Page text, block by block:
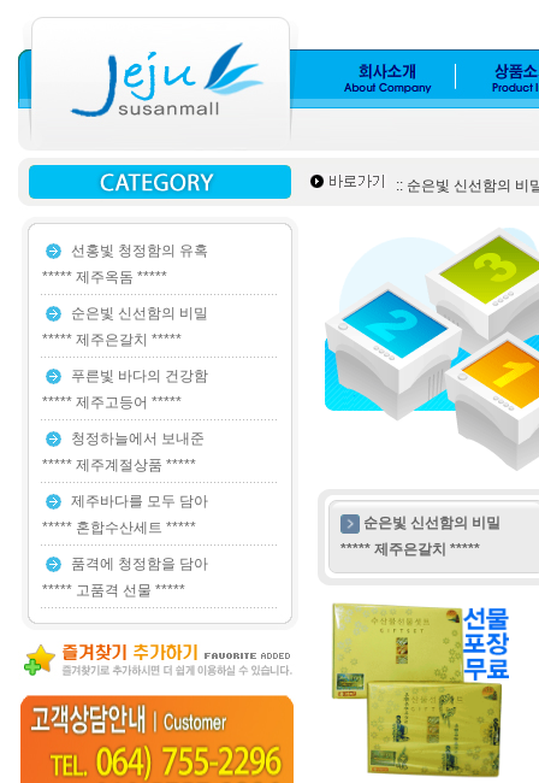
:: 순은빛 신선함의 비
선홍빛 청정함의 유혹
***** 제주옥돔 *****
순은빛 신선함의 비밀
***** 제주은갈치 *****
푸른빛 바다의 건강함
***** 제주고등어 *****
청정하늘에서 보내준
***** 제주계절상품 *****
제주바다를 모두 담아
***** 혼합수산세트 *****
품격에 청정함을 담아
***** 고품격 선물 *****
순은빛 신선함의 비밀
***** 제주은갈치 *****